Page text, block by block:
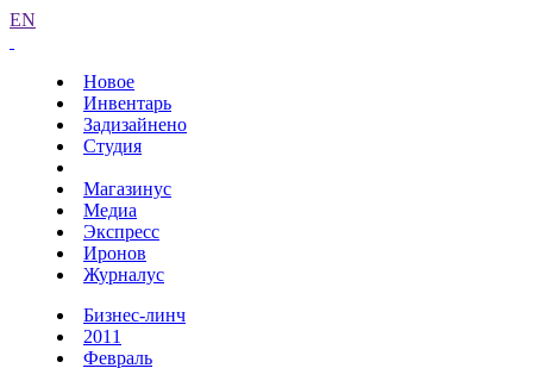
EN
Новое
Инвентарь
Задизайнено
Студия
Магазинус
Медиа
Экспресс
Иронов
Журналус
Бизнес-линч
2011
Февраль